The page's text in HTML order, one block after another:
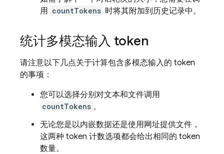
用 countTokens 时将其附加到历史记录中。
统计多模态输入 token
请注意以下几点关于计算包含多模态输入的 token
的事项：
您可以选择分别对文本和文件调用
countTokens 。
无论您是以内嵌数据还是使用网址提供文件，
这两种 token 计数选项都会给出相同的 token
数量。